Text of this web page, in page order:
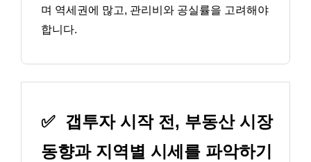
며 역세권에 많고, 관리비와 공실률을 고려해야
합니다.
✅ 갭투자 시작 전, 부동산 시장
동향과 지역별 시세를 파악하기